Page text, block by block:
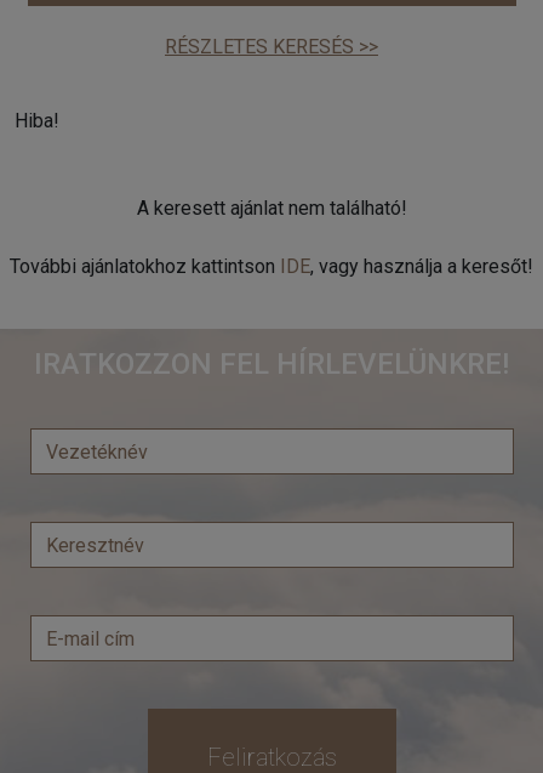
RÉSZLETES KERESÉS >>
Hiba!
A keresett ajánlat nem található!
További ajánlatokhoz kattintson IDE, vagy használja a keresőt!
IRATKOZZON FEL HÍRLEVELÜNKRE!
Feliratkozás